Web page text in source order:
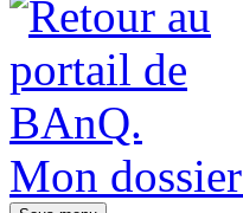
Mon dossier